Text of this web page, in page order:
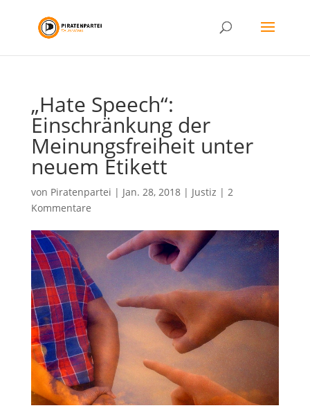
„Hate Speech“:
Einschränkung der
Meinungsfreiheit unter
neuem Etikett
von Piratenpartei | Jan. 28, 2018| Justiz | 2
Kommentare